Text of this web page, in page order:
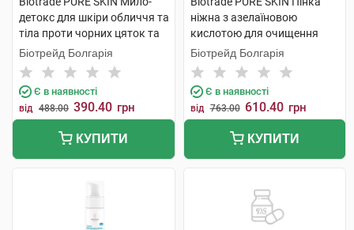
детокс для шкіри обличчя та
тіла проти чорних цяток та
розширенох пор 100 г 1 шт
Біотрейд Болгарія
Є в наявності
від 488.00 390.40 грн
КУПИТИ
ніжна з азелаїновою
кислотою для очищення
шкіри з розширеними
порами 150 мл 1 флакон
Біотрейд Болгарія
Є в наявності
від 763.00 610.40 грн
КУПИТИ